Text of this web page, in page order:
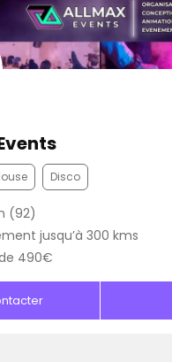
Disco
(92)
jusqu’à 300 kms
490€